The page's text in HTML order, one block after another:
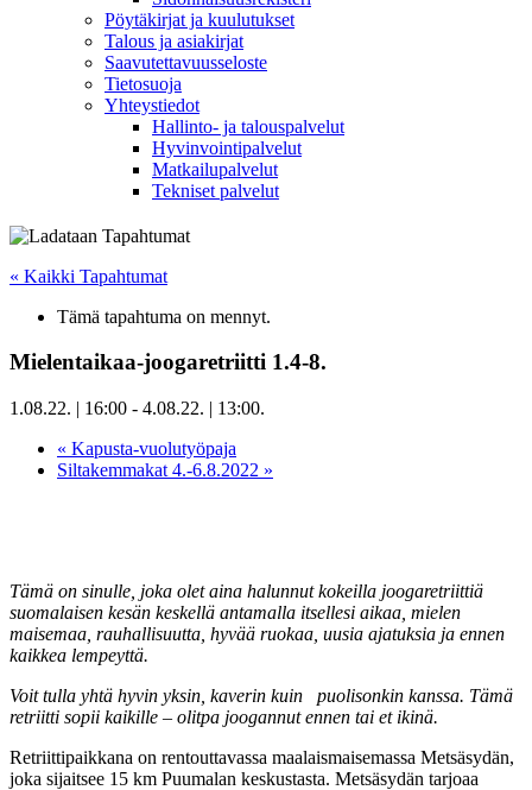
Pöytäkirjat ja kuulutukset
Talous ja asiakirjat
Saavutettavuusseloste
Tietosuoja
Yhteystiedot
Hallinto- ja talouspalvelut
Hyvinvointipalvelut
Matkailupalvelut
Tekniset palvelut
« Kaikki Tapahtumat
Tämä tapahtuma on mennyt.
Mielentaikaa-joogaretriitti 1.4-8.
1.08.22. | 16:00 - 4.08.22. | 13:00.
« Kapusta-vuolutyöpaja
Siltakemmakat 4.-6.8.2022 »
Tämä on sinulle, joka olet aina halunnut kokeilla joogaretriittiä
suomalaisen kesän keskellä antamalla itsellesi aikaa, mielen
maisemaa, rauhallisuutta, hyvää ruokaa, uusia ajatuksia ja ennen
kaikkea lempeyttä.
Voit tulla yhtä hyvin yksin, kaverin kuin puolisonkin kanssa. Tämä
retriitti sopii kaikille – olitpa joogannut ennen tai et ikinä.
Retriittipaikkana on rentouttavassa maalaismaisemassa Metsäsydän,
joka sijaitsee 15 km Puumalan keskustasta. Metsäsydän tarjoaa